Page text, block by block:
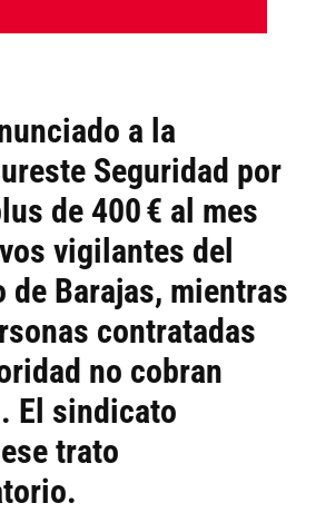
a la
Seguridad por
de 400 € al mes
vigilantes del
de Barajas, mientras
contratadas
no cobran
El sindicato
trato